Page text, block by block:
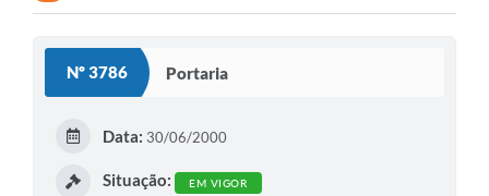
Nº 3786 Portaria
Data: 30/06/2000
Situação: EM VIGOR